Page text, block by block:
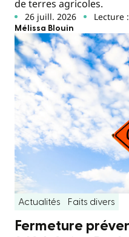
de terres agricoles.
26 juill. 2026 Lecture
Mélissa Blouin
Actualités Faits divers
Fermeture